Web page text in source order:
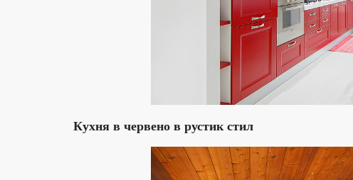
Кухня в червено в рустик стил